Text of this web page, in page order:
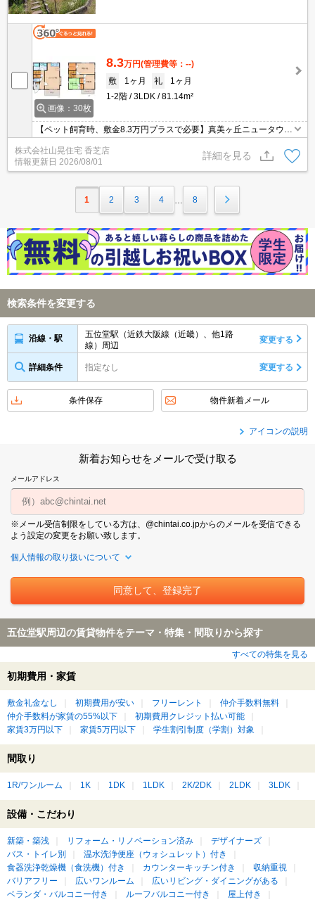
画像：30枚
8.3万円(管理費等：--)
敷
1ヶ月 礼
1ヶ月
1-2階
3LDK 81.14m²
【ペット飼育時、敷金8.3万円プラスで必要】真美ヶ丘ニュータウン
☆エアコン、追い焚きも完備☆敷地内で駐車場2台ＯＫ☆真美ヶ丘
第二小学校区内で素敵ですよ～♪エコールマミも徒歩圏内で買い物便
利ですよ♪
株式会社山晃住宅 香芝店
情報更新日 2026/08/01
詳細を見る
1 2 3 4 8
検索条件を変更する
沿線・駅
五位堂駅（近鉄大阪線（近畿）、他1路
線）周辺
変更する
詳細条件 指定なし 変更する
条件保存 物件新着メール
アイコンの説明
新着お知らせをメールで受け取る
メールアドレス
※メール受信制限をしている方は、@chintai.co.jpからのメールを受信できる
よう設定の変更をお願い致します。
個人情報の取り扱いについて
五位堂駅周辺の賃貸物件をテーマ・特集・間取りから探す
すべての特集を見る
初期費用・家賃
敷金礼金なし 初期費用が安い フリーレント
仲介手数料無料
仲介手数料が家賃の55%以下
初期費用クレジット払い可能
家賃3万円以下
家賃5万円以下 学生割引制度（学割）対象
間取り
1R/ワンルーム 1K 1DK 1LDK 2K/2DK 2LDK 3LDK
設備・こだわり
新築・築浅 リフォーム・リノベーション済み
デザイナーズ
バス・トイレ別
温水洗浄便座（ウォシュレット）付き
食器洗浄乾燥機（食洗機）付き
カウンターキッチン付き
収納重視
バリアフリー
広いワンルーム
広いリビング・ダイニングがある
ベランダ・バルコニー付き
ルーフバルコニー付き
屋上付き